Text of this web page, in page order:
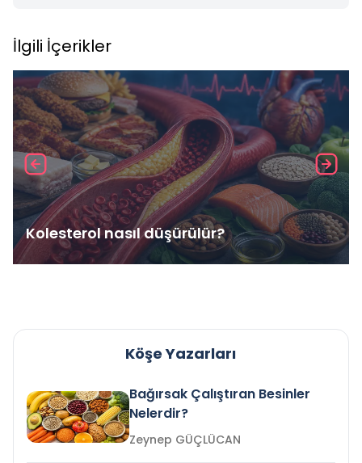
İlgili İçerikler
Kolesterol nasıl düşürülür?
Köşe Yazarları
Bağırsak Çalıştıran Besinler
Nelerdir?
Zeynep GÜÇLÜCAN